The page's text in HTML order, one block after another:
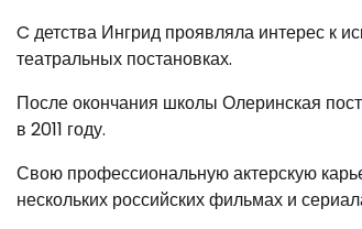
C детства Ингрид проявляла интерес к
театральных постановках.
После окончания школы Олеринская
в 2011 году.
Свою профессиональную актерскую
нескольких российских фильмах и